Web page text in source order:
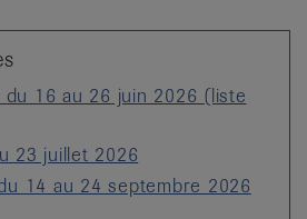
du 16 au 26 juin 2026 (liste
23 juillet 2026
14 au 24 septembre 2026